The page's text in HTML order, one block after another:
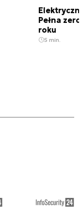
Pełna
roku
5 min.